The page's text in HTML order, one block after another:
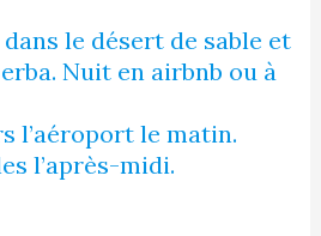
le désert de sable et
Nuit en airbnb ou à
l’aéroport le matin.
l’après-midi.